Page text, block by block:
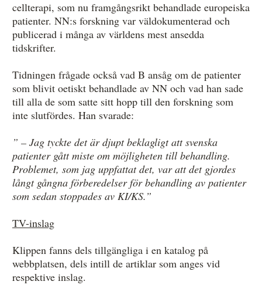
cellterapi, som nu framgångsrikt behandlade europeiska
patienter. NN:s forskning var väldokumenterad och
publicerad i många av världens mest ansedda
tidskrifter.
Tidningen frågade också vad B ansåg om de patienter
som blivit oetiskt behandlade av NN och vad han sade
till alla de som satte sitt hopp till den forskning som
inte slutfördes. Han svarade:
” – Jag tyckte det är djupt beklagligt att svenska
patienter gått miste om möjligheten till behandling.
Problemet, som jag uppfattat det, var att det gjordes
långt gångna förberedelser för behandling av patienter
som sedan stoppades av KI/KS.”
TV-inslag
Klippen fanns dels tillgängliga i en katalog på
webbplatsen, dels intill de artiklar som anges vid
respektive inslag.